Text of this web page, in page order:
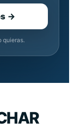
→
quieras.